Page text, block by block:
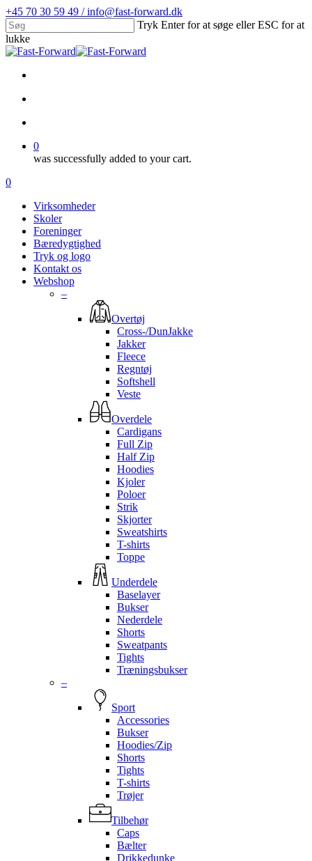
Skip
to
main
content
+45 70 30 59 49 / info@fast-forward.dk
Tryk Enter for at søge eller ESC for at
lukke
Close
0
was successfully added to your cart.
Menu
search
account
0
Virksomheder
Skoler
Foreninger
Bæredygtighed
Tryk og logo
Kontakt os
Webshop
–
Overtøj
Cross-/DunJakke
Jakker
Fleece
Regntøj
Softshell
Veste
Overdele
Cardigans
Full Zip
Half Zip
Hoodies
Kjoler
Poloer
Strik
Skjorter
Sweatshirts
T-shirts
Toppe
Underdele
Baselayer
Bukser
Nederdele
Shorts
Sweatpants
Tights
Træningsbukser
–
Sport
Accessories
Bukser
Hoodies/Zip
Shorts
Tights
T-shirts
Trøjer
Tilbehør
Caps
Bælter
Drikkedunke